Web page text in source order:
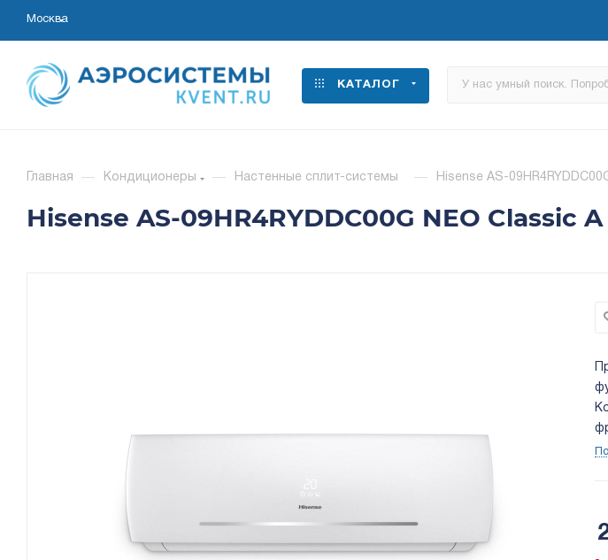
Москва
КАТАЛОГ
Главная — Кондиционеры — Настенные сплит-системы — Hisense AS-
Hisense AS-09HR4RYDDC00G NEO Classic